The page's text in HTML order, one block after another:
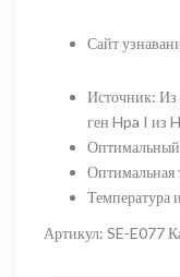
Сайт
Источник: Из
ген Hpa I из
Оптимальная
Температура
Артикул: SE-E077